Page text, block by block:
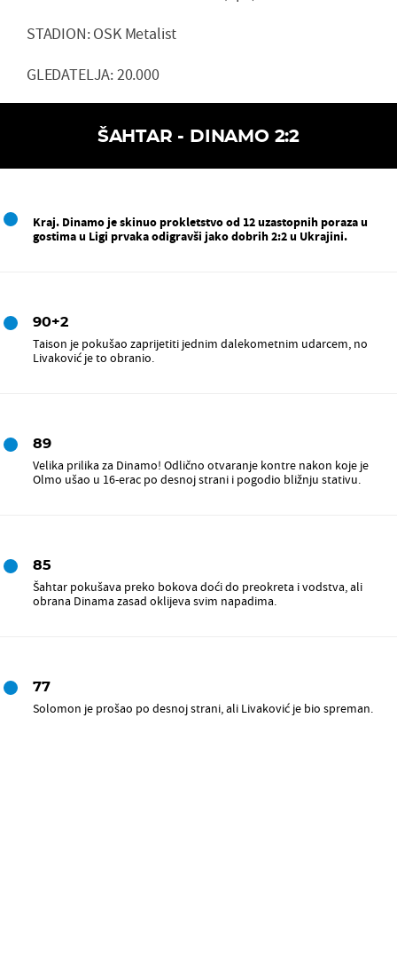
STADION: OSK Metalist
GLEDATELJA: 20.000
ŠAHTAR - DINAMO 2:2
Kraj. Dinamo je skinuo prokletstvo od 12 uzastopnih poraza u
gostima u Ligi prvaka odigravši jako dobrih 2:2 u Ukrajini.
90+2
Taison je pokušao zaprijetiti jednim dalekometnim udarcem, no
Livaković je to obranio.
89
Velika prilika za Dinamo! Odlično otvaranje kontre nakon koje je
Olmo ušao u 16-erac po desnoj strani i pogodio bližnju stativu.
85
Šahtar pokušava preko bokova doći do preokreta i vodstva, ali
obrana Dinama zasad oklijeva svim napadima.
77
Solomon je prošao po desnoj strani, ali Livaković je bio spreman.